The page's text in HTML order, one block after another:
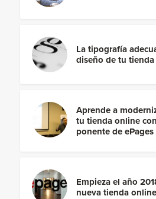
La tipografía
diseño de tu
Aprende a
tu tienda online
ponente de ePages
Empieza el año
nueva tienda online